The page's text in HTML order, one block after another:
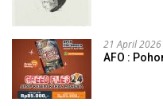
21 April 2026
AFO :